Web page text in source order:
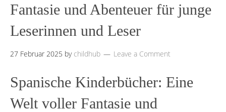
Fantasie und Abenteuer für junge
Leserinnen und Leser
27 Februar 2025 by childhub Leave a Comment
Spanische Kinderbücher: Eine
Welt voller Fantasie und